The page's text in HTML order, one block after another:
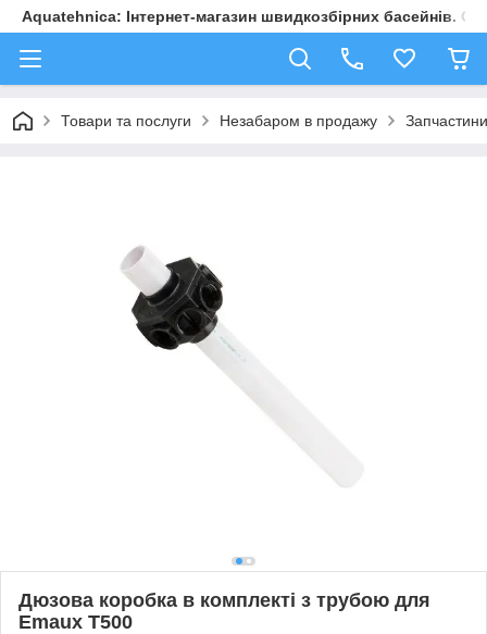
Aquatehnica: Інтернет-магазин швидкозбірних басейнів.
Товари та послуги Незабаром в продажу
Дюзова коробка в комплекті з трубою для
Emaux T500